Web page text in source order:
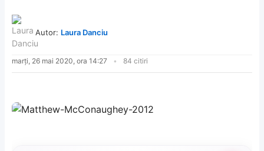
Autor: Laura Danciu
marți, 26 mai 2020, ora 14:27 84 citiri